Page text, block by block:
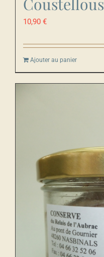
10,90 €
Ajouter au panier